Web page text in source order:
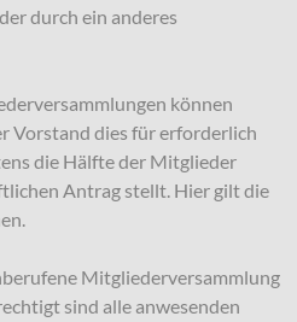
durch ein anderes
können
Vorstand dies für erforderlich
die Hälfte der Mitglieder
Antrag stellt. Hier gilt die
Mitgliederversammlung
sind alle anwesenden